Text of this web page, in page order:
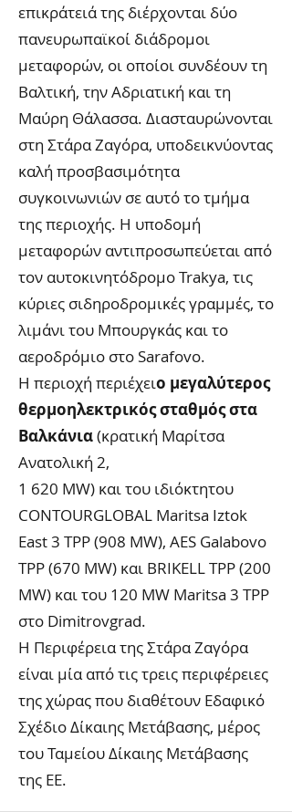
επικράτειά της διέρχονται δύο
πανευρωπαϊκοί διάδρομοι
μεταφορών, οι οποίοι συνδέουν τη
Βαλτική, την Αδριατική και τη
Μαύρη Θάλασσα. Διασταυρώνονται
στη Στάρα Ζαγόρα, υποδεικνύοντας
καλή προσβασιμότητα
συγκοινωνιών σε αυτό το τμήμα
της περιοχής. Η υποδομή
μεταφορών αντιπροσωπεύεται από
τον αυτοκινητόδρομο Trakya, τις
κύριες σιδηροδρομικές γραμμές, το
λιμάνι του Μπουργκάς και το
αεροδρόμιο στο Sarafovo.
Η περιοχή περιέχειο μεγαλύτερος
θερμοηλεκτρικός σταθμός στα
Βαλκάνια(κρατική Μαρίτσα
Ανατολική 2,
1 620 MW) και του ιδιόκτητου
CONTOURGLOBAL Maritsa Iztok
East 3 TPP (908 MW), AES Galabovo
TPP (670 MW) και BRIKELL TPP (200
MW) και του 120 MW Maritsa 3 TPP
στο Dimitrovgrad.
Η Περιφέρεια της Στάρα Ζαγόρα
είναι μία από τις τρεις περιφέρειες
της χώρας που διαθέτουν Εδαφικό
Σχέδιο Δίκαιης Μετάβασης, μέρος
του Ταμείου Δίκαιης Μετάβασης
της ΕΕ.